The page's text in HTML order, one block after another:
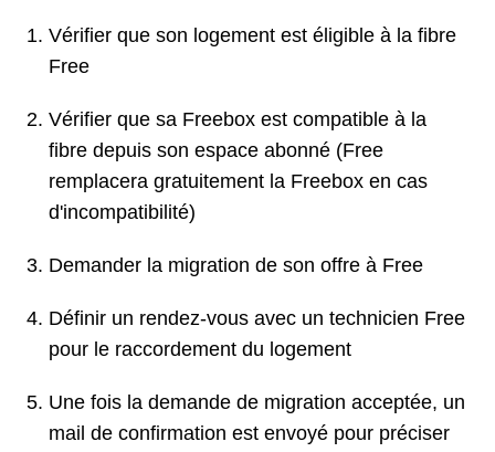
Vérifier que son logement est éligible à la fibre
Free
Vérifier que sa Freebox est compatible à la
fibre depuis son espace abonné (Free
remplacera gratuitement la Freebox en cas
d'incompatibilité)
Demander la migration de son offre à Free
Définir un rendez-vous avec un technicien Free
pour le raccordement du logement
Une fois la demande de migration acceptée, un
mail de confirmation est envoyé pour préciser